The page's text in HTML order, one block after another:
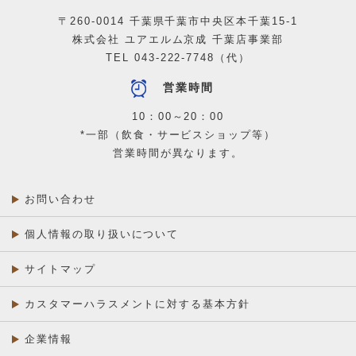
〒260-0014 千葉県千葉市中央区本千葉15-1
株式会社 ユアエルム京成 千葉店事業部
TEL 043-222-7748 （代）
営業時間
10：00～20：00
*一部（飲食・サービスショップ等）
営業時間が異なります。
お問い合わせ
個人情報の取り扱いについて
サイトマップ
カスタマーハラスメントに対する基本方針
企業情報